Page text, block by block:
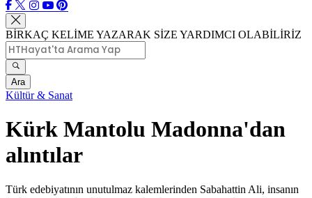
BİRKAÇ KELİME YAZARAK SİZE YARDIMCI OLABİLİRİZ
Ara
Kültür & Sanat
Kürk Mantolu Madonna'dan
alıntılar
Türk edebiyatının unutulmaz kalemlerinden Sabahattin Ali, insanın